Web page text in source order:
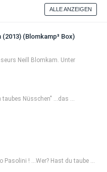
ALLE ANZEIGEN
(Blomkamp³ Box)
Neill Blomkam. Unter
Nüsschen" ...das ...
Pasolini ! ...Wer? Hast du taube ...